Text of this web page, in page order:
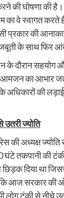
की घोषणा की
का वे स्वागत करते
प्रकार की
के साथ फिर
के दौरान सहयोग
का आभार
अधिकारों की
उतरी ज्योति
अध्यक्ष ज्योति
तकपानी की
छिड़क दिया था
आज सरकार की
लोग टंकी से नीचे